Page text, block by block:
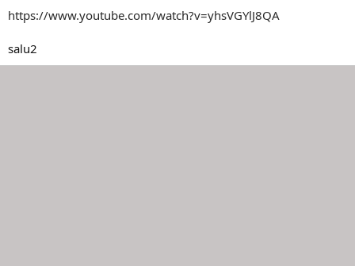
i
o
https://www.youtube.com/watch?v=yhsVGYlJ8QA
salu2